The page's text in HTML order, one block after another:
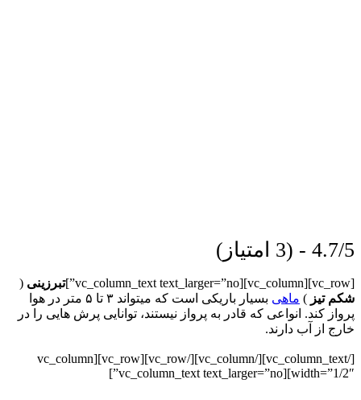
4.7/5 - (3 امتیاز)
[vc_row][vc_column][vc_column_text text_larger=”no”] تبرزینی (
شکم تیز ) ماهی
بسیار باریکی است که میتواند ۳ تا ۵ متر در هوا
پرواز کند. انواعی که قادر به پرواز نیستند، توانایی پرش هایی را در
خارج از آب دارند.
[/vc_column_text][/vc_column][/vc_row][vc_row][vc_column
width=”1/2″][vc_column_text text_larger=”no”]